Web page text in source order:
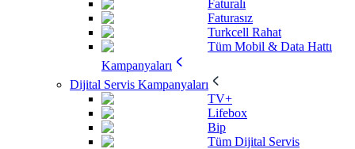
Faturalı
Faturasız
Turkcell Rahat
Tüm Mobil & Data Hattı
Kampanyaları
Dijital Servis Kampanyaları
TV+
Lifebox
Bip
Tüm Dijital Servis